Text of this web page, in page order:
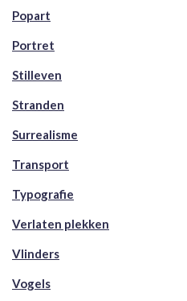
Popart
Portret
Stilleven
Stranden
Surrealisme
Transport
Typografie
Verlaten plekken
Vlinders
Vogels